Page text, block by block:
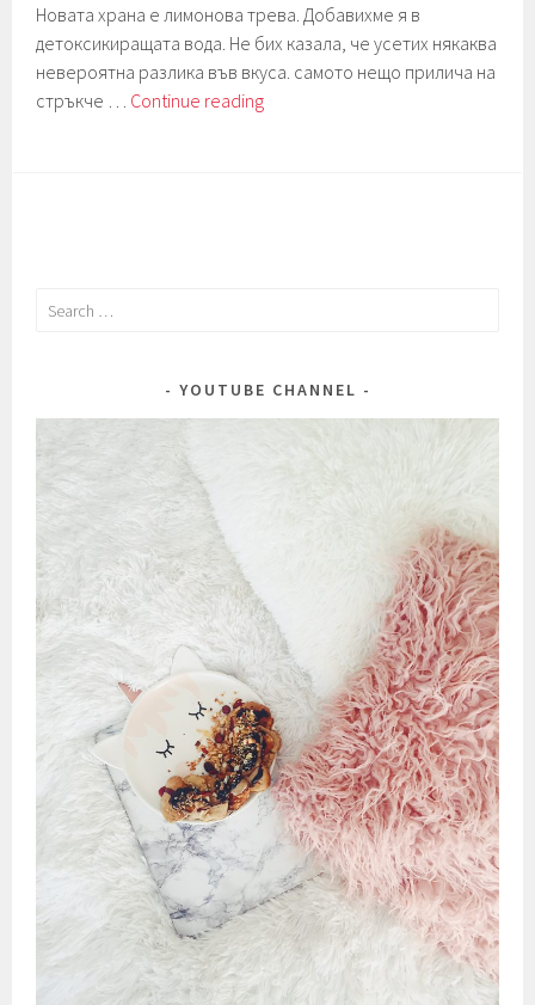
Новата храна е лимонова трева. Добавихме я в
детоксикиращата вода. Не бих казала, че усетих някаква
невероятна разлика във вкуса. самото нещо прилича на
стръкче … Continue readingСедмица
Search
YOUTUBE CHANNEL